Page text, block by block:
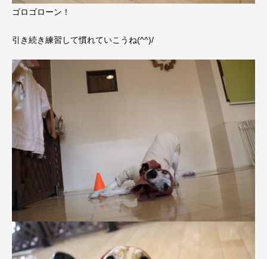
ゴロゴローン！
引き続き練習して慣れていこうね(^^)/